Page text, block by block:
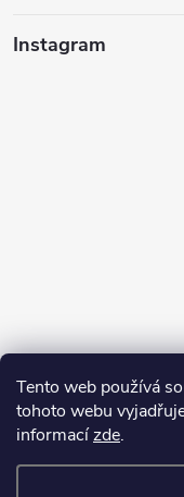
Tento web používá
tohoto webu
informacízde.
Instagram
Sledovat